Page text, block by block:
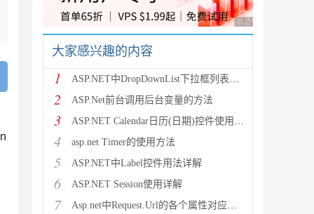
广告 商业广告，理性
大家感兴趣的内容
1 ASP.NET中DropDownList下拉框列表控件绑定数
2 ASP.Net前台调用后台变量的方法
3 ASP.NET Calendar日历(日期)控件使用方法
4 asp.net Timer的使用方法
5 ASP.NET中Label控件用法详解
6 ASP.NET Session使用详解
7 Asp.net中Request.Url的各个属性对应的意义介